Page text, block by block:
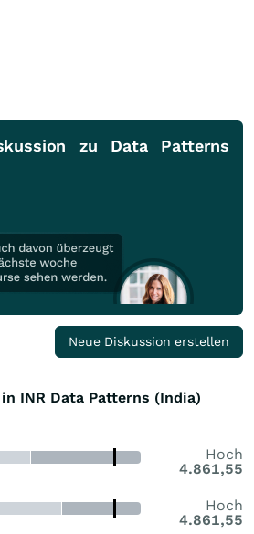
zu Data Patterns
Neue Diskussion erstellen
INR Data Patterns (India)
Hoch
4.861,55
Hoch
4.861,55